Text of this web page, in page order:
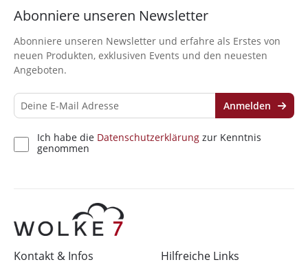
Ich habe die Datenschutzerklärung
Kenntnis genommen
Kontakt & Infos Hilfreiche Links
Abonniere unseren Newsletter
Abonniere unseren Newsletter und erfahre als Erstes von
neuen Produkten, exklusiven Events und den neuesten
Angeboten.
Ich habe die Datenschutzerklärung zur Kenntnis
genommen
Anmelden